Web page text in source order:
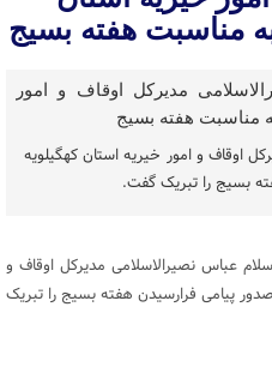
مناسبت هفته بسیج
اوقاف و امور خیریه استان کهگیلویه
بسیج را تبریک گفت.
عباس نصیرالاسلامی مدیرکل اوقاف و
پیامی فرارسیدن هفته بسیج را تبریک